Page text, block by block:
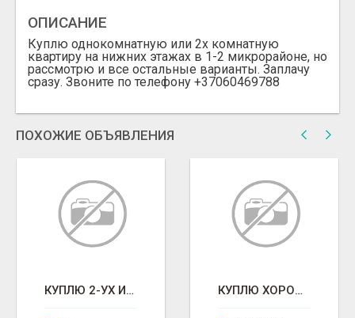
ОПИСАНИЕ
Куплю однокомнатную или 2х комнатную
квартиру на нижних этажах в 1-2 микрорайоне, но
рассмотрю и все остальные варианты. Заплачу
сразу. Звоните по телефону +37060469788
ПОХОЖИЕ ОБЪЯВЛЕНИЯ
КУПЛЮ 2-УХ ИЛИ 3-ЁХКОМНАТНУЮ КВАРТИРУ КУПЛЮ ХОРОШУЮ КВАРТИРУ